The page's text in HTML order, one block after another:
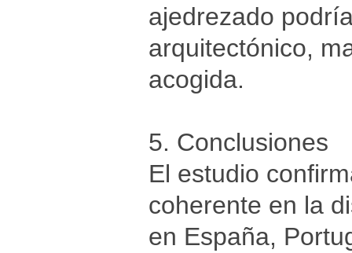
ajedrezado
arquitectónico,
acogida.
5. Conclusiones
El estudio
coherente en la
en España,